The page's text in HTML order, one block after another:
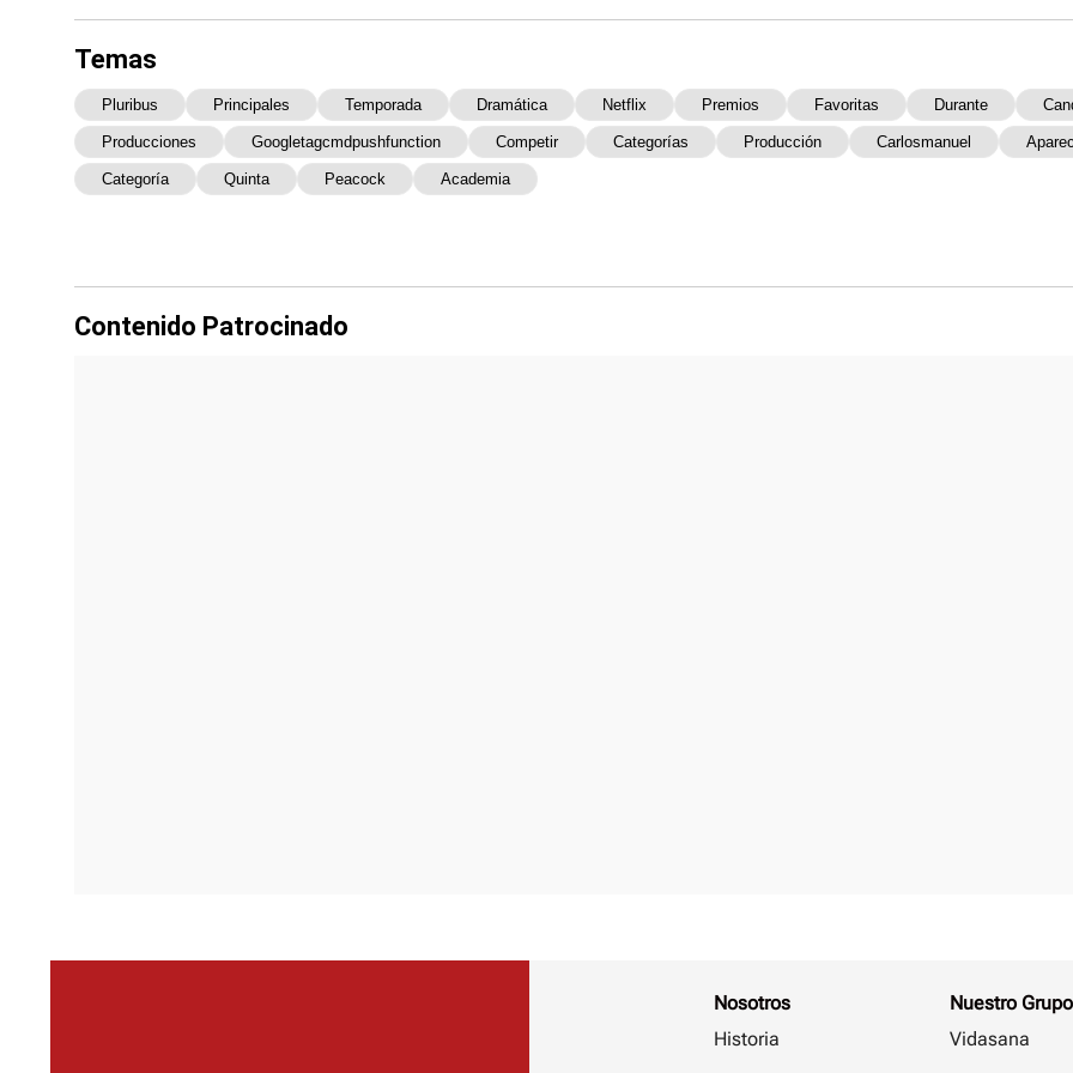
Temas
Pluribus Principales Temporada Dramática Netflix Premios Favoritas Durante
Producciones Googletagcmdpushfunction Competir Categorías Producción Carlosmanuel
Categoría Quinta Peacock Academia
Contenido Patrocinado
Nosotros
Historia
Nuestro Grupo
Vidasana